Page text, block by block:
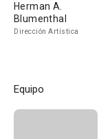
Herman A.
Blumenthal
Dirección Artística
Equipo